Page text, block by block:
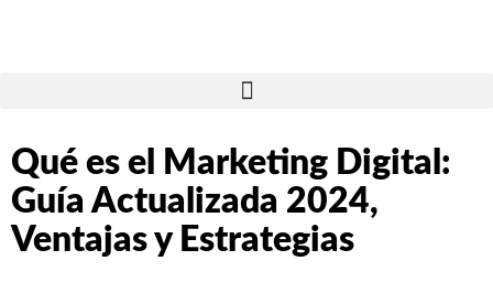
Qué es el Marketing Digital:
Guía Actualizada 2024,
Ventajas y Estrategias